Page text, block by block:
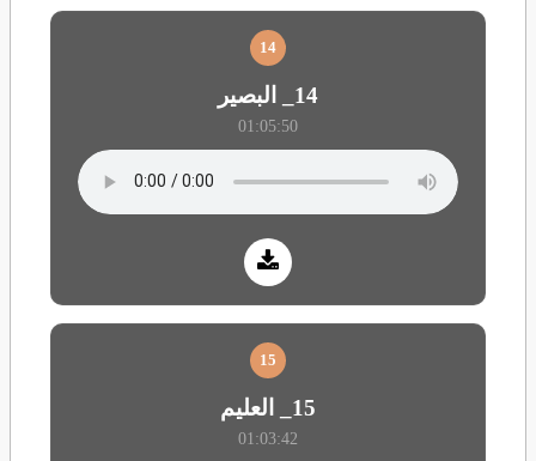
14
14_ البصير
01:05:50
15
15_ العليم
01:03:42